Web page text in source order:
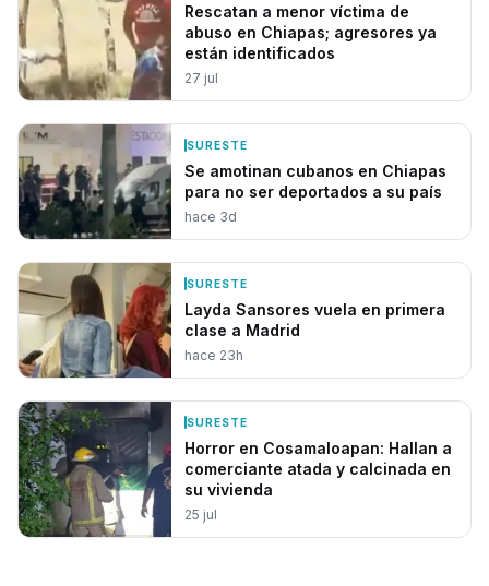
Rescatan a menor víctima de
abuso en Chiapas; agresores ya
están identificados
27 jul
SURESTE
Se amotinan cubanos en Chiapas
para no ser deportados a su país
hace 3d
SURESTE
Layda Sansores vuela en primera
clase a Madrid
hace 23h
SURESTE
Horror en Cosamaloapan: Hallan a
comerciante atada y calcinada en
su vivienda
25 jul